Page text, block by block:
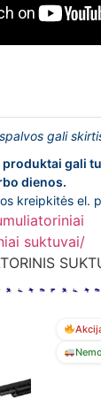
gali
gali
dienos.
kreipkitės el.
suktuvai/